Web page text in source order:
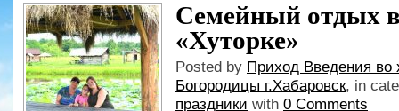
Семейный отдых
«Хуторке»
Posted by Приход Введения во
Богородицы г.Хабаровск, in
праздники with 0 Comments